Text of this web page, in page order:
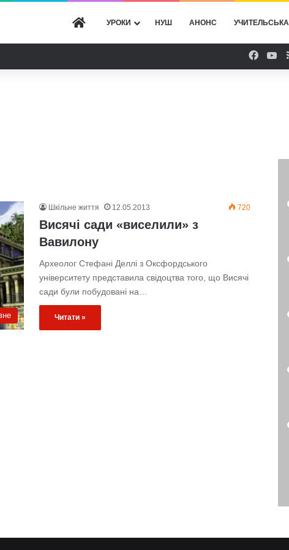
ГОЛОВНА
УРОКИ НУШ АНОНС УЧИТЕЛЬСЬКА
Шкільне життя 12.05.2013 720
Висячі сади «виселили» з
Вавилону
Археолог Стефані Деллі з Оксфордського
університету представила свідоцтва того, що Висячі
сади були побудовані на…
Читати »